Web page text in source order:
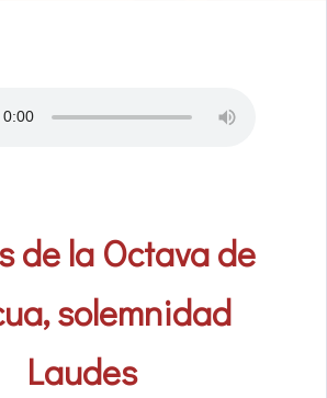
de la Octava de
solemnidad
Laudes